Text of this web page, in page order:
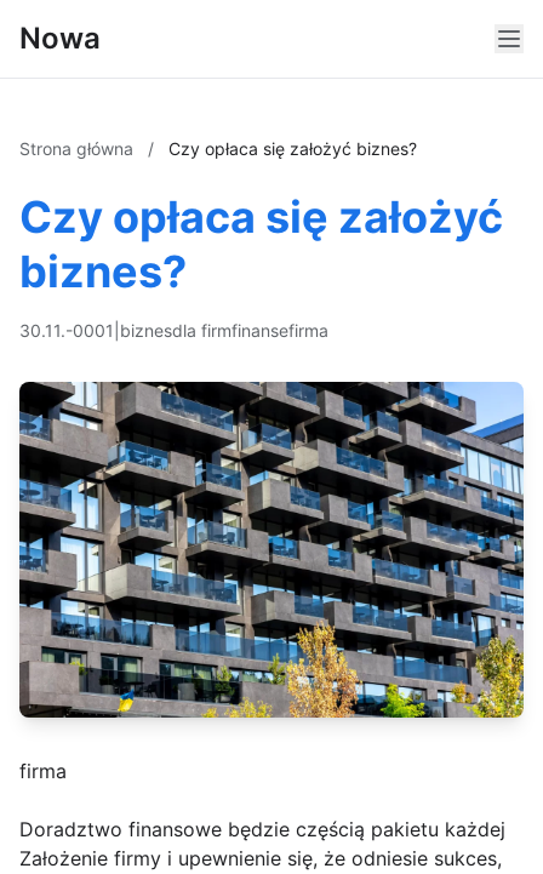
Nowa
Strona główna / Czy opłaca się założyć biznes?
Czy opłaca się założyć
biznes?
30.11.-0001 biznesdla firmfinansefirma
firma
Doradztwo finansowe będzie częścią pakietu każdej
Założenie firmy i upewnienie się, że odniesie sukces,